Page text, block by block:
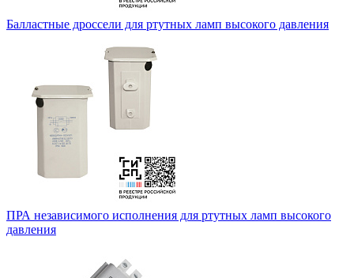
Балластные дроссели для ртутных ламп высокого давления
ПРА независимого исполнения для ртутных ламп высокого
давления